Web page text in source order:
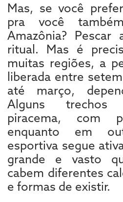
Mas, se você
pra você
Amazônia?
ritual. Mas é
muitas regiões, a
liberada entre
até março,
Alguns
piracema, com
enquanto em
esportiva segue
grande e vasto
cabem diferentes
e formas de existir.